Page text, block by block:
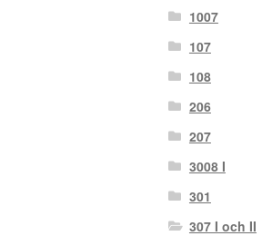
1007
107
108
206
207
3008 I
301
307 I och II